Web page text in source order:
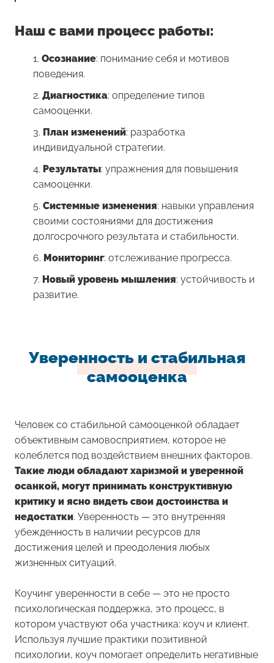
Наш с вами процесс работы:
Осознание: понимание себя и мотивов
поведения.
Диагностика: определение типов
самооценки.
План изменений: разработка
индивидуальной стратегии.
Результаты: упражнения для повышения
самооценки.
Системные изменения: навыки управления
своими состояниями для достижения
долгосрочного результата и стабильности.
Мониторинг: отслеживание прогресса.
Новый уровень мышления: устойчивость и
развитие.
Уверенность и стабильная
самооценка
Человек со стабильной самооценкой обладает
объективным самовосприятием, которое не
колеблется под воздействием внешних факторов.
Такие люди обладают харизмой и уверенной
осанкой, могут принимать конструктивную
критику и ясно видеть свои достоинства и
недостатки. Уверенность — это внутренняя
убежденность в наличии ресурсов для
достижения целей и преодоления любых
жизненных ситуаций.
Коучинг уверенности в себе — это не просто
психологическая поддержка, это процесс, в
котором участвуют оба участника: коуч и клиент.
Используя лучшие практики позитивной
психологии, коуч помогает определить негативные